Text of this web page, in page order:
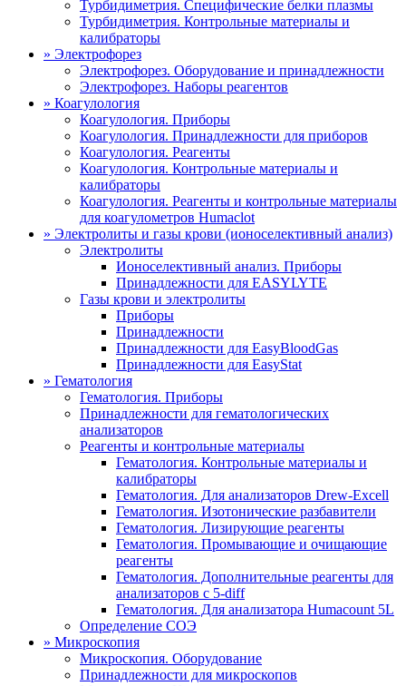
Турбидиметрия. Специфические белки плазмы
Турбидиметрия. Контрольные материалы и
калибраторы
» Электрофорез
Электрофорез. Оборудование и принадлежности
Электрофорез. Наборы реагентов
» Коагулология
Коагулология. Приборы
Коагулология. Принадлежности для приборов
Коагулология. Реагенты
Коагулология. Контрольные материалы и
калибраторы
Коагулология. Реагенты и контрольные материалы
для коагулометров Humaclot
» Электролиты и газы крови (ионоселективный анализ)
Электролиты
Ионоселективный анализ. Приборы
Принадлежности для EASYLYTE
Газы крови и электролиты
Приборы
Принадлежности
Принадлежности для EasyBloodGas
Принадлежности для EasyStat
» Гематология
Гематология. Приборы
Принадлежности для гематологических
анализаторов
Реагенты и контрольные материалы
Гематология. Контрольные материалы и
калибраторы
Гематология. Для анализаторов Drew-Excell
Гематология. Изотонические разбавители
Гематология. Лизирующие реагенты
Гематология. Промывающие и очищающие
реагенты
Гематология. Дополнительные реагенты для
анализаторов с 5-diff
Гематология. Для анализатора Humacount 5L
Определение СОЭ
» Микроскопия
Микроскопия. Оборудование
Принадлежности для микроскопов